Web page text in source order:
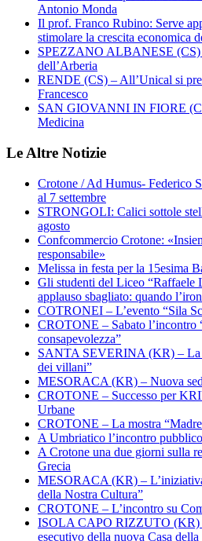
Antonio Monda
Il prof. Franco Rubino: Serve
stimolare la crescita economica
SPEZZANO ALBANESE (CS)
dell’Arberia
RENDE (CS) – All’Unical si
Francesco
SAN GIOVANNI IN FIORE
Medicina
Le Altre Notizie
Crotone / Ad Humus- Federico
al 7 settembre
STRONGOLI: Calici sottole
agosto
Confcommercio Crotone:
responsabile»
Melissa in festa per la 15esima
Gli studenti del Liceo “Raffaele
applauso sbagliato: quando
COTRONEI – L’evento “Sila
CROTONE – Sabato l’incontro
consapevolezza”
SANTA SEVERINA (KR) – La
dei villani”
MESORACA (KR) – Nuova
CROTONE – Successo per
Urbane
CROTONE – La mostra
A Umbriatico l’incontro
A Crotone una due giorni sulla
Grecia
MESORACA (KR) –
della Nostra Cultura”
CROTONE – L’incontro su
ISOLA CAPO RIZZUTO (KR)
esecutivo della nuova Casa